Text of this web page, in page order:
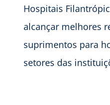
Hospitais
alcançar melhores
suprimentos para
setores das